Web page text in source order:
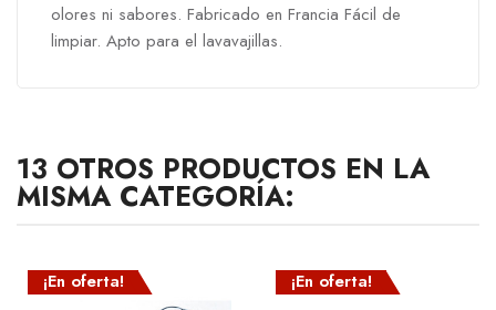
olores ni sabores. Fabricado en Francia Fácil de
limpiar. Apto para el lavavajillas.
13 OTROS PRODUCTOS EN LA
MISMA CATEGORÍA:
¡En oferta! ¡En oferta!